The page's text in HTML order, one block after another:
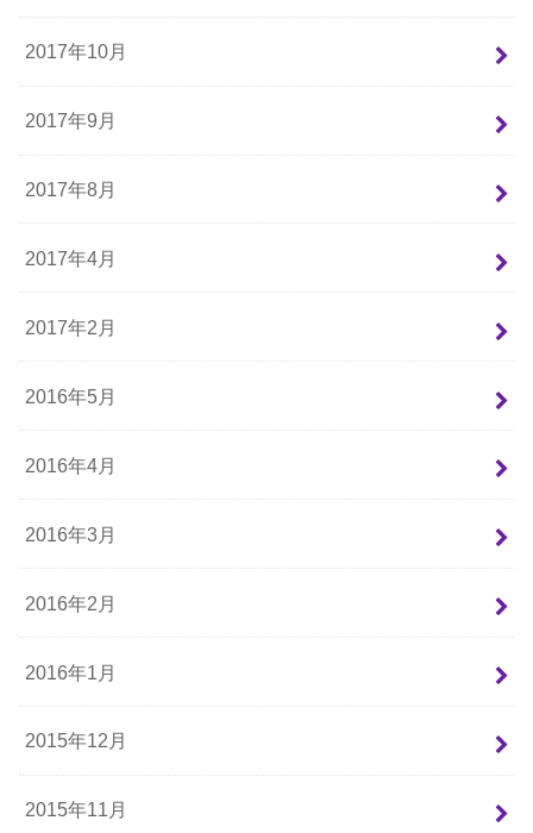
2017年10月
2017年9月
2017年8月
2017年4月
2017年2月
2016年5月
2016年4月
2016年3月
2016年2月
2016年1月
2015年12月
2015年11月